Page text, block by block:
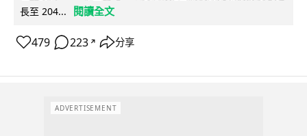
長至 204...
閱讀全文
479 223 ↗ 分享
ADVERTISEMENT